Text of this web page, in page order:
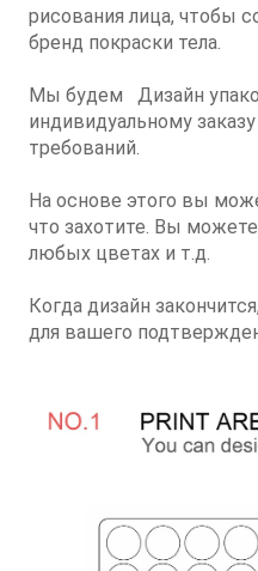
рисования лица, чтобы
бренд покраски тела.
Мы будем Дизайн
индивидуальному
требований.
На основе этого вы
что захотите. Вы
любых цветах и ​​т.д.
Когда дизайн
для вашего